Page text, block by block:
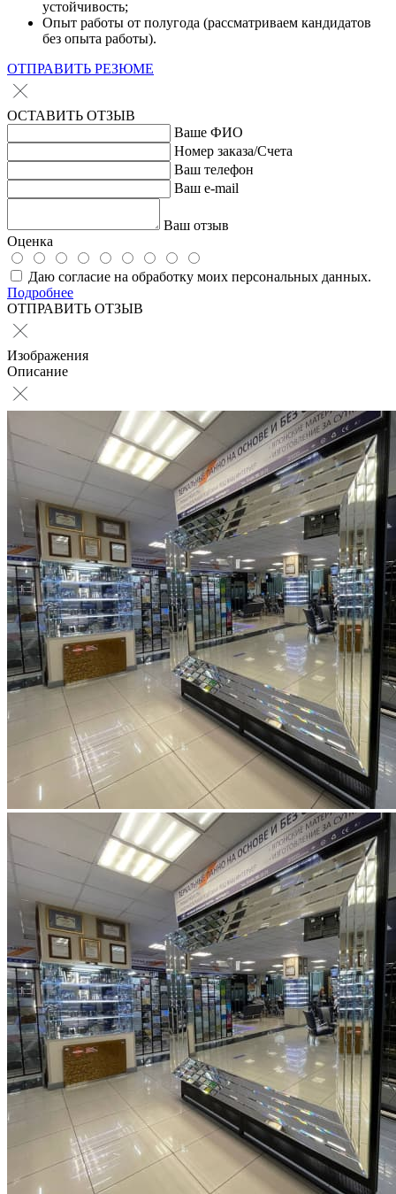
устойчивость;
Опыт работы от полугода (рассматриваем кандидатов
без опыта работы).
ОТПРАВИТЬ РЕЗЮМЕ
ОСТАВИТЬ ОТЗЫВ
Ваше ФИО
Номер заказа/Счета
Ваш телефон
Ваш e-mail
Ваш отзыв
Оценка
Даю согласие на обработку моих персональных данных.
Подробнее
ОТПРАВИТЬ ОТЗЫВ
Изображения
Описание